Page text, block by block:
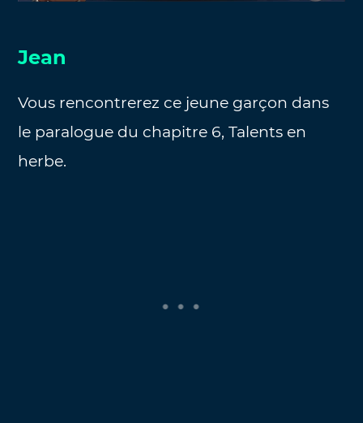
Jean
Vous rencontrerez ce jeune garçon dans
le paralogue du chapitre 6, Talents en
herbe.